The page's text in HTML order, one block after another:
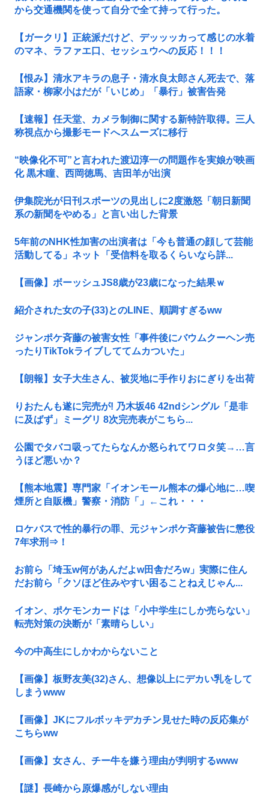
から交通機関を使って自分で全て持って行った。
【ガークリ】正統派だけど、デッッッカって感じの水着
のマネ、ラファエ口、セッシュウへの反応！！！
【恨み】清水アキラの息子・清水良太郎さん死去で、落
語家・柳家小はだが「いじめ」「暴行」被害告発
【速報】任天堂、カメラ制御に関する新特許取得。三人
称視点から撮影モードへスムーズに移行
“映像化不可”と言われた渡辺淳一の問題作を実娘が映画
化 黒木瞳、西岡徳馬、吉田羊が出演
伊集院光が日刊スポーツの見出しに2度激怒「朝日新聞
系の新聞をやめる」と言い出した背景
5年前のNHK性加害の出演者は「今も普通の顔して芸能
活動してる」ネット「受信料を取るくらいなら詳...
【画像】ボーッシュJS8歳が23歳になった結果ｗ
紹介された女の子(33)とのLINE、順調すぎるww
ジャンポケ斉藤の被害女性「事件後にバウムクーヘン売
ったりTikTokライブしててムカついた」
【朗報】女子大生さん、被災地に手作りおにぎりを出荷
りおたんも遂に完売が! 乃木坂46 42ndシングル「是非
に及ばず」ミーグリ 8次完売表がこちら...
公園でタバコ吸ってたらなんか怒られてワロタ笑→…言
うほど悪いか？
【熊本地震】専門家「イオンモール熊本の爆心地に…喫
煙所と自販機」警察・消防「」←これ・・・
ロケバスで性的暴行の罪、元ジャンポケ斉藤被告に懲役
7年求刑⇒！
お前ら「埼玉w何があんだよw田舎だろw」実際に住ん
だお前ら「クソほど住みやすい困ることねえじゃん...
イオン、ポケモンカードは「小中学生にしか売らない」
転売対策の決断が「素晴らしい」
今の中高生にしかわからないこと
【画像】板野友美(32)さん、想像以上にデカい乳をして
しまうwww
【画像】JKにフルボッキデカチン見せた時の反応集が
こちらww
【画像】女さん、チー牛を嫌う理由が判明するwww
【謎】長崎から原爆感がしない理由